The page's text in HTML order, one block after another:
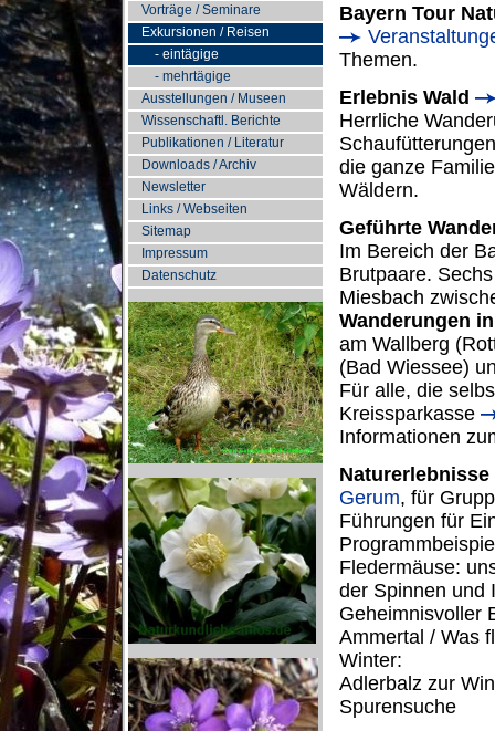
Bayern Tour
Themen.
Erlebnis Wald
Herrliche
die ganze
Wäldern.
Geführte
Im Bereich der
Brutpaare.
Miesbach
Wanderungen
am Wallberg
(Bad Wiessee)
Für alle, die
Kreissparkasse
Informationen
Gerum, für
Führungen für
Fledermäuse:
der Spinnen und
Geheimnisvoller
Ammertal / Was
Winter:
Adlerbalz zur
Spurensuche
Vorträge / Seminare
Exkursionen / Reisen
- eintägige
- mehrtägige
Ausstellungen / Museen
Wissenschaftl. Berichte
Publikationen / Literatur
Downloads / Archiv
Newsletter
Links / Webseiten
Sitemap
Impressum
Datenschutz